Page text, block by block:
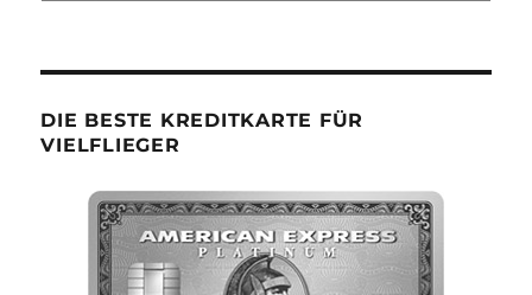
DIE BESTE KREDITKARTE FÜR
VIELFLIEGER